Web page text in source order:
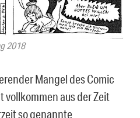
2018
Mangel des Comic
vollkommen aus der Zeit
so genannte